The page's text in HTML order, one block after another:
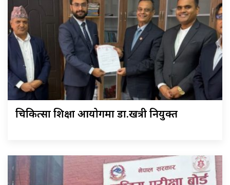
चिकित्सा शिक्षा आयोगमा डा.खत्री नियुक्त